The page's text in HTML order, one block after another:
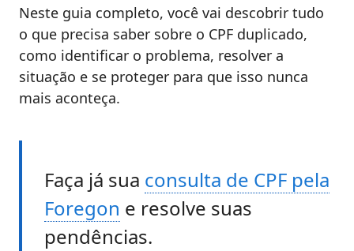
Neste guia completo, você vai descobrir tudo
o que precisa saber sobre o CPF duplicado,
como identificar o problema, resolver a
situação e se proteger para que isso nunca
mais aconteça.
Faça já sua consulta de CPF pela
Foregon e resolve suas
pendências.